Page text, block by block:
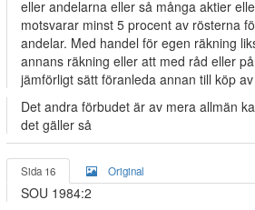
eller andelarna eller så många aktier
motsvarar minst 5 procent av rösterna
andelar. Med handel för egen räkning
annans räkning eller att med råd eller
jämförligt sätt föranleda annan till köp
Det andra förbudet är av mera allmän
det gäller så
Sida 16 Original
SOU 1984:2